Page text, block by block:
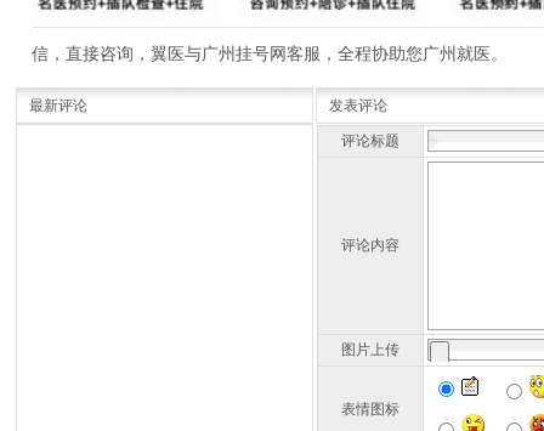
信，直接咨询，翼医与广州挂号网客服，全程协助您广州就医。
最新评论 发表评论
评论标题
评论内容
图片上传
表情图标